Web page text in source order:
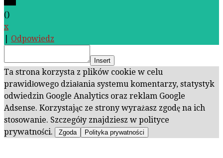
()
x
Odpowiedz
Insert
Ta strona korzysta z plików cookie w celu
prawidłowego działania systemu komentarzy, statystyk
odwiedzin Google Analytics oraz reklam Google
Adsense. Korzystając ze strony wyrażasz zgodę na ich
stosowanie. Szczegóły znajdziesz w polityce
prywatności.
Zgoda Polityka prywatności